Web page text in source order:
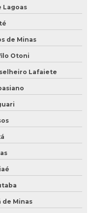
solo
solo
Lagoas
de Minas
Otoni
Lafaiete
de Minas